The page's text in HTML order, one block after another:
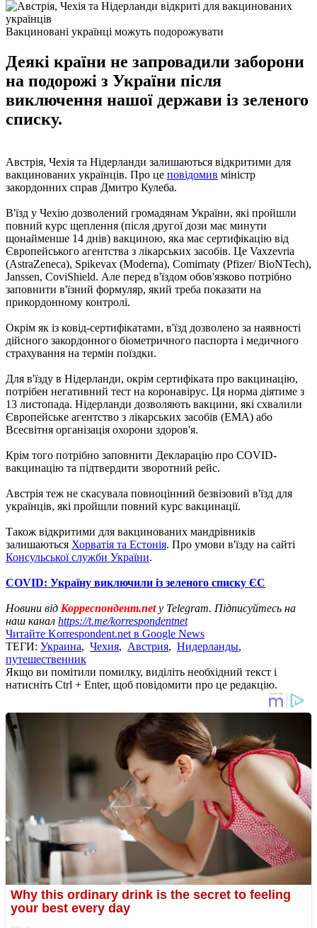
Вакциновані українці можуть подорожувати
Деякі країни не запровадили заборони
на подорожі з України після
виключення нашої держави із зеленого
списку.
Австрія, Чехія та Нідерланди залишаються відкритими для
вакцинованих українців. Про це повідомив міністр
закордонних справ Дмитро Кулеба.
В'їзд у Чехію дозволений громадянам України, які пройшли
повний курс щеплення (після другої дози має минути
щонайменше 14 днів) вакциною, яка має сертифікацію від
Європейського агентства з лікарських засобів. Це Vaxzevria
(AstraZeneca), Spikevax (Moderna), Comirnaty (Pfizer/ BioNTech),
Janssen, CoviShield. Але перед в'їздом обов'язково потрібно
заповнити в'їзний формуляр, який треба показати на
прикордонному контролі.
Окрім як із ковід-сертифікатами, в'їзд дозволено за наявності
дійсного закордонного біометричного паспорта і медичного
страхування на термін поїздки.
Для в'їзду в Нідерланди, окрім сертифіката про вакцинацію,
потрібен негативний тест на коронавірус. Ця норма діятиме з
13 листопада. Нідерланди дозволяють вакцини, які схвалили
Європейське агентство з лікарських засобів (EMA) або
Всесвітня організація охорони здоров'я.
Крім того потрібно заповнити Декларацію про COVID-
вакцинацію та підтвердити зворотний рейс.
Австрія теж не скасувала повноцінний безвізовий в'їзд для
українців, які пройшли повний курс вакцинації.
Також відкритими для вакцинованих мандрівників
залишаються Хорватія та Естонія. Про умови в'їзду на сайті
Консульської служби України.
COVID: Україну виключили із зеленого списку ЄС
Новини від Корреспондент.netу Telegram. Підписуйтесь на
наш канал https://t.me/korrespondentnet
Читайте Korrespondent.net в Google News
ТЕГИ: Украина, Чехия, Австрия, Нидерланды,
путешественник
Якщо ви помітили помилку, виділіть необхідний текст і
натисніть Ctrl + Enter, щоб повідомити про це редакцію.